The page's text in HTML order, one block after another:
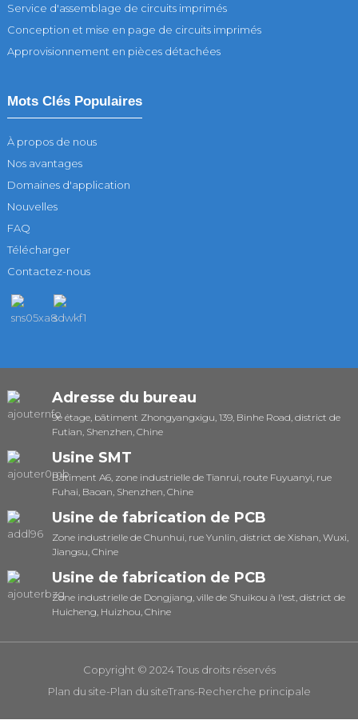
Service d'assemblage de circuits imprimés
Conception et mise en page de circuits imprimés
Approvisionnement en pièces détachées
Mots Clés Populaires
À propos de nous
Nos avantages
Domaines d'application
Nouvelles
FAQ
Télécharger
Contactez-nous
Adresse du bureau
9e étage, bâtiment Zhongyangxigu, 139, Binhe Road, district de
Futian, Shenzhen, Chine
Usine SMT
Bâtiment A6, zone industrielle de Tianrui, route Fuyuanyi, rue
Fuhai, Baoan, Shenzhen, Chine
Usine de fabrication de PCB
Zone industrielle de Chunhui, rue Yunlin, district de Xishan, Wuxi,
Jiangsu, Chine
Usine de fabrication de PCB
Zone industrielle de Dongjiang, ville de Shuikou à l'est, district de
Huicheng, Huizhou, Chine
Copyright © 2024 Tous droits réservés
Plan du site-Plan du siteTrans-Recherche principale